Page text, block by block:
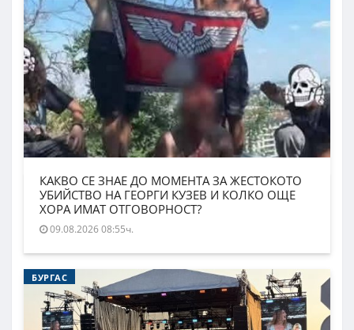
КАКВО СЕ ЗНАЕ ДО МОМЕНТА ЗА ЖЕСТОКОТО
УБИЙСТВО НА ГЕОРГИ КУЗЕВ И КОЛКО ОЩЕ
ХОРА ИМАТ ОТГОВОРНОСТ?
09.08.2026 08:55ч.
БУРГАС